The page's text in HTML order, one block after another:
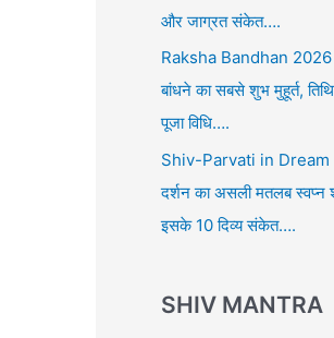
और जाग्रत संकेत….
Raksha Bandhan
बांधने का सबसे शुभ मुहूर्त,
पूजा विधि….
Shiv-Parvati in Dream :
दर्शन का असली मतलब
इसके 10 दिव्य संकेत….
SHIV MANTRA